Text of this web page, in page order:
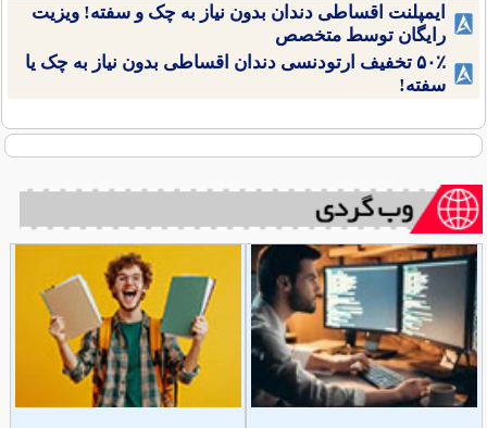
ایمپلنت اقساطی دندان بدون نیاز به چک و سفته! ویزیت
رایگان توسط متخصص
۵۰٪ تخفیف ارتودنسی دندان اقساطی بدون نیاز به چک یا
سفته!